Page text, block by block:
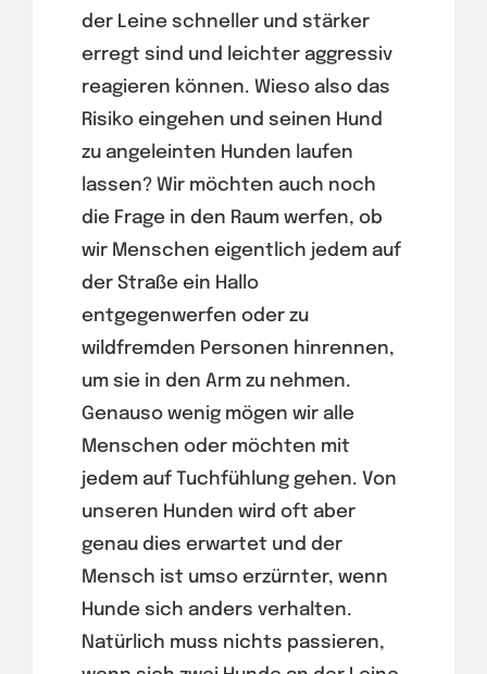
der Leine schneller und stärker
erregt sind und leichter aggressiv
reagieren können. Wieso also das
Risiko eingehen und seinen Hund
zu angeleinten Hunden laufen
lassen? Wir möchten auch noch
die Frage in den Raum werfen, ob
wir Menschen eigentlich jedem auf
der Straße ein Hallo
entgegenwerfen oder zu
wildfremden Personen hinrennen,
um sie in den Arm zu nehmen.
Genauso wenig mögen wir alle
Menschen oder möchten mit
jedem auf Tuchfühlung gehen. Von
unseren Hunden wird oft aber
genau dies erwartet und der
Mensch ist umso erzürnter, wenn
Hunde sich anders verhalten.
Natürlich muss nichts passieren,